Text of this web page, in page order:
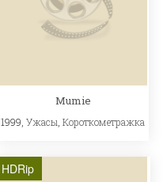
Mumie
1999,Ужасы,Короткометражка
HDRip